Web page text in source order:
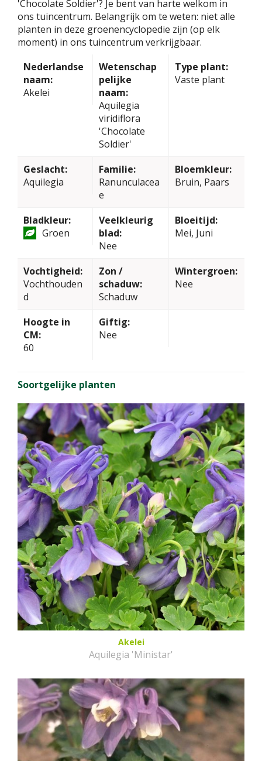
'Chocolate Soldier'? Je bent van harte welkom in
ons tuincentrum. Belangrijk om te weten: niet alle
planten in deze groenencyclopedie zijn (op elk
moment) in ons tuincentrum verkrijgbaar.
Nederlandse
naam:
Akelei
Wetenschap
pelijke
naam:
Aquilegia
viridiflora
'Chocolate
Soldier'
Type plant:
Vaste plant
Geslacht:
Aquilegia
Familie:
Ranunculacea
e
Bloemkleur:
Bruin, Paars
Bladkleur:
Groen
Veelkleurig
blad:
Nee
Bloeitijd:
Mei, Juni
Vochtigheid:
Vochthouden
d
Zon /
schaduw:
Schaduw
Wintergroen:
Nee
Hoogte in
CM:
60
Giftig:
Nee
Soortgelijke planten
Akelei
Aquilegia 'Ministar'